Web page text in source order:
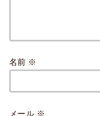
名前 ※
メール ※